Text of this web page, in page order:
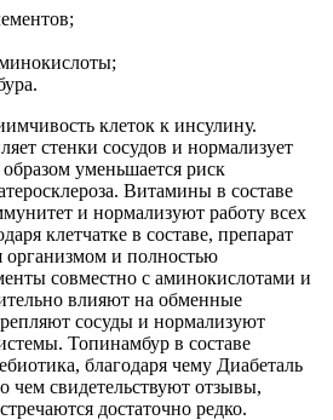
клеток к инсулину.
стенки сосудов и нормализует
уменьшается риск
Витамины в составе
и нормализуют работу всех
клетчатке в составе, препарат
организмом и полностью
совместно с аминокислотами и
влияют на обменные
сосуды и нормализуют
Топинамбур в составе
благодаря чему Диабеталь
чем свидетельствуют отзывы,
достаточно редко.